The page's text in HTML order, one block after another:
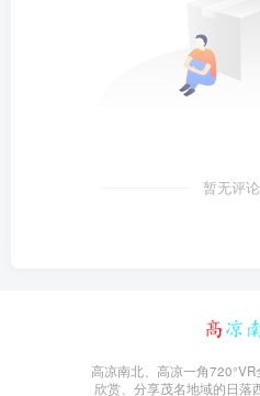
暂无评
高凉南北、高凉一角720°VR
欣赏、分享茂名地域的日落